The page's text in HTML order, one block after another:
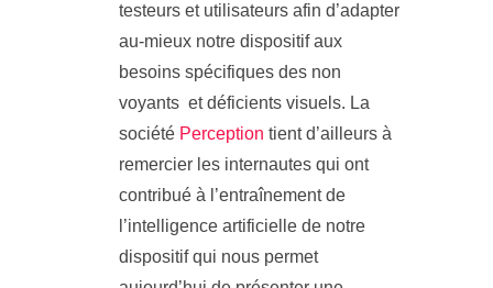
testeurs et utilisateurs afin d’adapter
au-mieux notre dispositif aux
besoins spécifiques des non
voyants et déficients visuels. La
société Perception tient d’ailleurs à
remercier les internautes qui ont
contribué à l’entraînement de
l’intelligence artificielle de notre
dispositif qui nous permet